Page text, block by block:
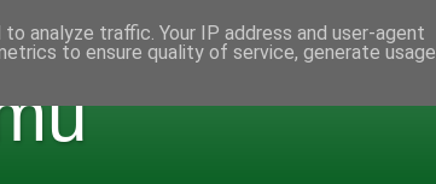
analyze traffic. Your IP address and user-agent
to ensure quality of service, generate usage